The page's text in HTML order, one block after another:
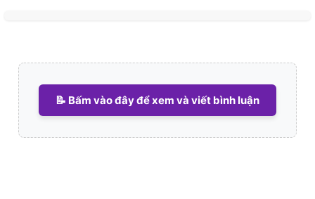
📝 Bấm vào đây để xem và viết bình luận